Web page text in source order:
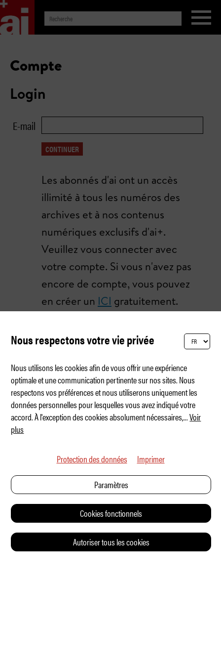
Compte
Login
E-mail
CONTINUER
Les abonnés d'ai ont un accès
illimité à tous les numéros des
archives et à nos contenus
numériques exclusifs d'ai+.
Veuillez vous connecter avec
votre compte. Si vous n'avez pas
encore de compte, vous pouvez
en créer un ICI gratuitement.
d'abonnement personnel se
d'abonnement et sur l'emballage
de votre magazine.
Nous respectons votre vie privée
Nous utilisons les cookies afin de vous offrir une expérience
optimale et une communication pertinente sur nos sites. Nous
respectons vos préférences et nous utiliserons uniquement les
données personnelles pour lesquelles vous avez indiqué votre
accord. À l'exception des cookies absolument nécessaires,...Voir
plus
Protection des données Imprimer
Paramètres
Cookies fonctionnels
Autoriser tous les cookies